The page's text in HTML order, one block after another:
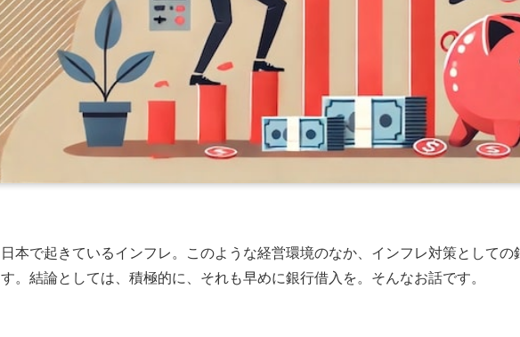
日本で起きているインフレ。このような経営環境のなか、インフレ対策としての
す。結論としては、積極的に、それも早めに銀行借入を。そんなお話です。